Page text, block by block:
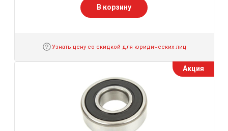
В корзину
Узнать цену со скидкой для юридических лиц
Акция